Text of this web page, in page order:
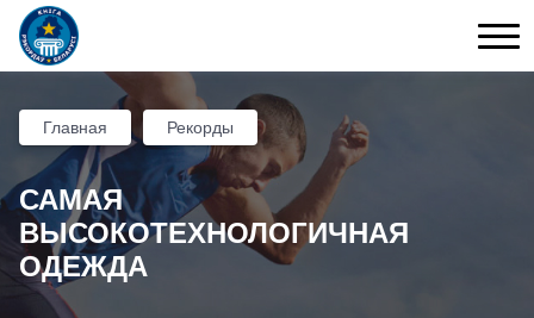
Главная Рекорды
САМАЯ
ВЫСОКОТЕХНОЛОГИЧНАЯ
ОДЕЖДА